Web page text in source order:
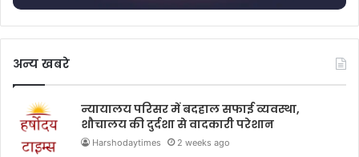
अन्य खबरे
न्यायालय परिसर में बदहाल सफाई व्यवस्था,
शौचालय की दुर्दशा से वादकारी परेशान
Harshodaytimes 2 weeks ago